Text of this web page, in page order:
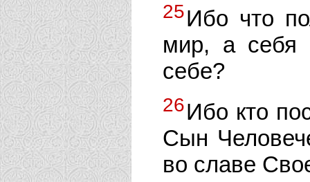
25Ибо что
мир, а себя
себе?
26Ибо кто
Сын
во славе